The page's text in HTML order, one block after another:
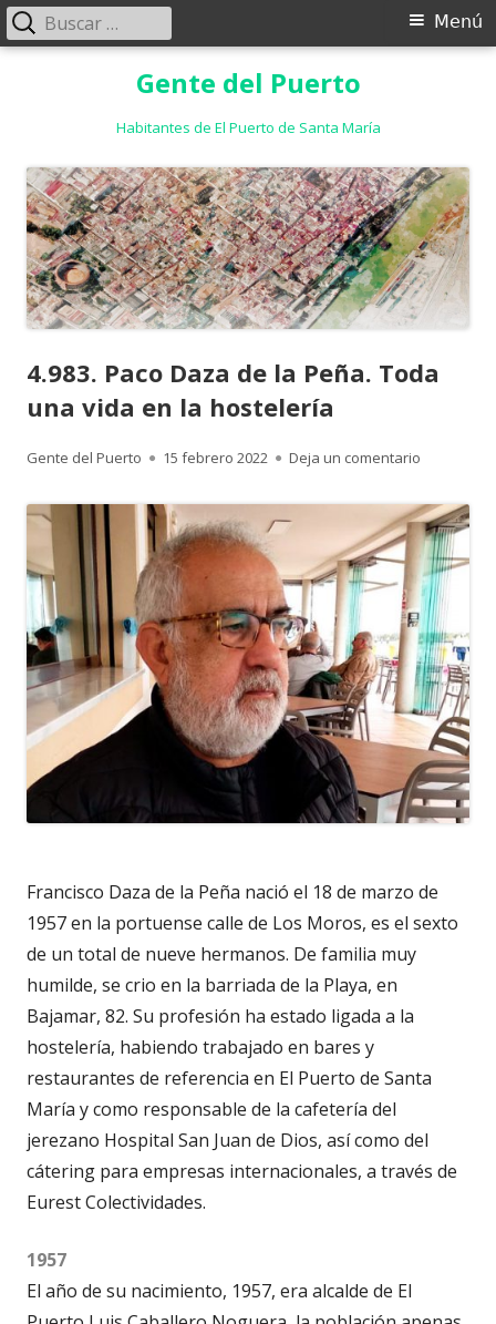
Gente del Puerto
Habitantes de El Puerto de Santa María
Menú
Menú
Buscar:
4.983. Paco Daza de la Peña. Toda
una vida en la hostelería
Autor
Gente del Puerto
Publicado
15 febrero 2022 Deja un comentario
Francisco Daza de la Peña nació el 18 de marzo de
1957 en la portuense calle de Los Moros, es el sexto
de un total de nueve hermanos. De familia muy
humilde, se crio en la barriada de la Playa, en
Bajamar, 82. Su profesión ha estado ligada a la
hostelería, habiendo trabajado en bares y
restaurantes de referencia en El Puerto de Santa
María y como responsable de la cafetería del
jerezano Hospital San Juan de Dios, así como del
cátering para empresas internacionales, a través de
Eurest Colectividades.
1957
El año de su nacimiento, 1957, era alcalde de El